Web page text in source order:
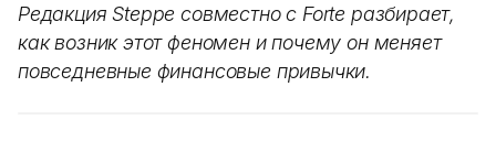
Редакция Steppe совместно с Forte разбирает,
как возник этот феномен и почему он меняет
повседневные финансовые привычки.